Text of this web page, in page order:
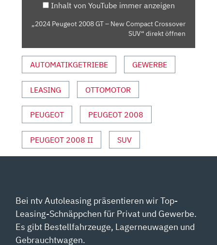
CROSSOVER
SUV“
ANZEIGEN
Inhalt von YouTube immer anzeigen
„2024 Peugeot 2008 GT – New Compact Crossover
SUV“ direkt öffnen
AUTOMATIKGETRIEBE GEWERBE
LEASING OTTOMOTOR
PEUGEOT PEUGEOT 2008
PEUGEOT 2008 II SUV
Bei ntv Autoleasing präsentieren wir Top-
Leasing-Schnäppchen für Privat und Gewerbe.
Es gibt Bestellfahrzeuge, Lagerneuwagen und
Gebrauchtwagen.